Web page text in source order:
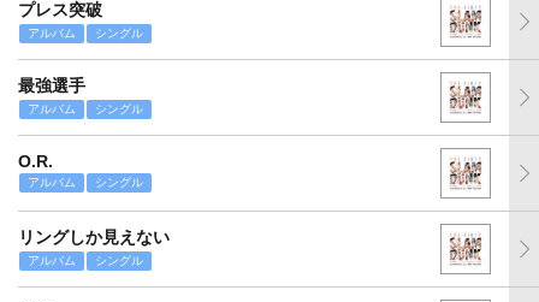
プレス突破
アルバム シングル
最強選手
アルバム シングル
O.R.
アルバム シングル
リングしか見えない
アルバム シングル